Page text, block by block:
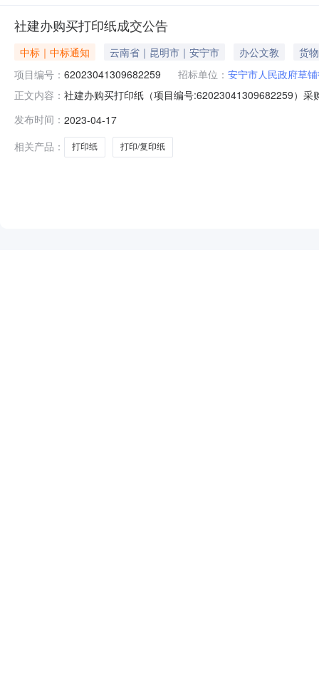
社建办购买打印纸成交公告
中标｜中标通知 云南省｜昆明市｜安宁市 办公文教
货物
项目编号： 62023041309682259 招标单位： 安宁市人民政府草
正文内容： 社建办购买打印纸（项目编号:62023041309682259）
采购单位名称：安宁市人民政府草铺街道办事处采购单
发布时间： 2023-04-17
相关产品：
打印纸 打印/复印纸